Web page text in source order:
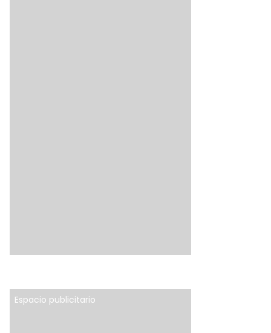
Espacio publicitario